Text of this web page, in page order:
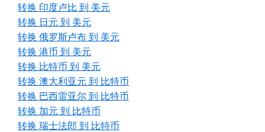
转换 印度卢比 到 美元
转换 日元 到 美元
转换 俄罗斯卢布 到 美元
转换 港币 到 美元
转换 比特币 到 美元
转换 澳大利亚元 到 比特币
转换 巴西雷亚尔 到 比特币
转换 加元 到 比特币
转换 瑞士法郎 到 比特币